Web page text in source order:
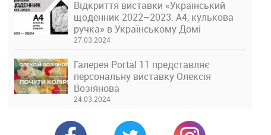
Відкриття виставки «Український
щоденник 2022–2023. А4, кулькова
ручка» в Українському Домі
27.03.2024
Галерея Portal 11 представляє
персональну виставку Олексія
Возіянова
24.03.2024